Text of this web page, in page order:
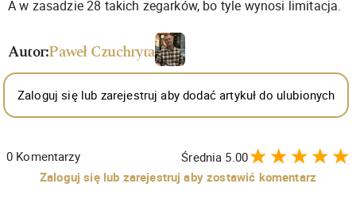
A w zasadzie 28 takich zegarków, bo tyle wynosi limitacja.
Autor:Paweł Czuchryta
Zaloguj się lub zarejestruj aby dodać artykuł do ulubionych
0 Komentarzy Średnia 5.00
Zaloguj się lub zarejestruj aby zostawić komentarz